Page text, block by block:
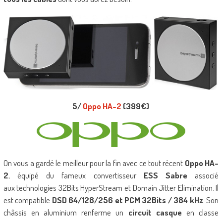
5/Oppo HA-2 (399€)
On vous a gardé le meilleur pour la fin avec ce tout récent Oppo HA-
2, équipé du fameux convertisseur ESS Sabre associé
aux technologies 32Bits HyperStream et Domain Jitter Elimination. Il
est compatible DSD 64/128/256 et PCM 32Bits / 384 kHz. Son
châssis en aluminium renferme un circuit casqueen classe